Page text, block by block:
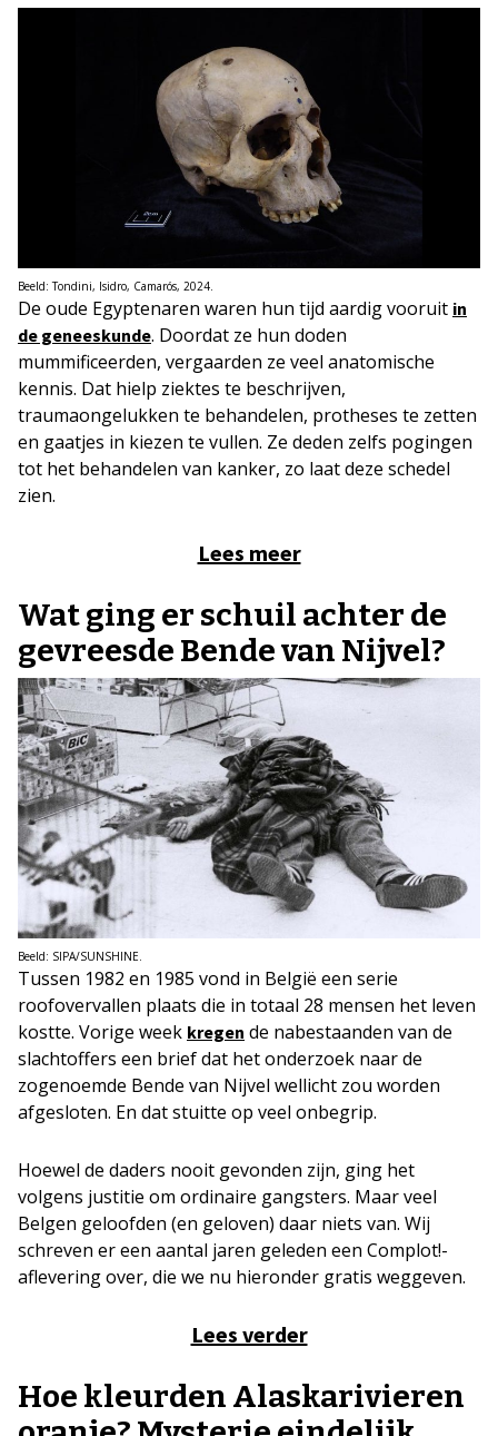
Beeld: Tondini, Isidro, Camarós, 2024.
De oude Egyptenaren waren hun tijd aardig vooruit in
de geneeskunde. Doordat ze hun doden
mummificeerden, vergaarden ze veel anatomische
kennis. Dat hielp ziektes te beschrijven,
traumaongelukken te behandelen, protheses te zetten
en gaatjes in kiezen te vullen. Ze deden zelfs pogingen
tot het behandelen van kanker, zo laat deze schedel
zien.
Lees meer
Wat ging er schuil achter de
gevreesde Bende van Nijvel?
Beeld: SIPA/SUNSHINE.
Tussen 1982 en 1985 vond in België een serie
roofovervallen plaats die in totaal 28 mensen het leven
kostte. Vorige week kregen de nabestaanden van de
slachtoffers een brief dat het onderzoek naar de
zogenoemde Bende van Nijvel wellicht zou worden
afgesloten. En dat stuitte op veel onbegrip.
Hoewel de daders nooit gevonden zijn, ging het
volgens justitie om ordinaire gangsters. Maar veel
Belgen geloofden (en geloven) daar niets van. Wij
schreven er een aantal jaren geleden een Complot!-
aflevering over, die we nu hieronder gratis weggeven.
Lees verder
Hoe kleurden Alaskarivieren